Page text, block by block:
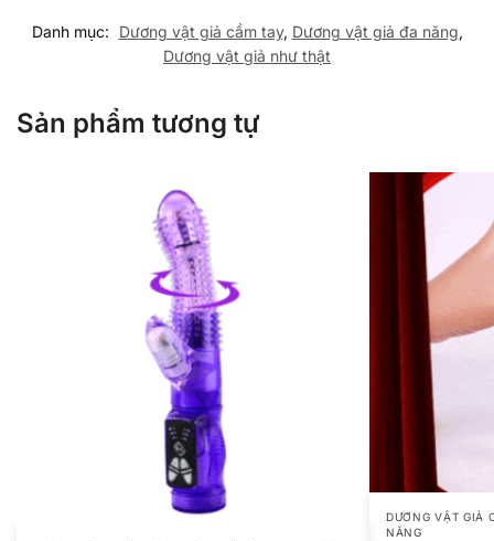
Danh mục: Dương vật giả cầm tay, Dương vật giả đa năng,
Dương vật giả như thật
Sản phẩm tương tự
DƯƠNG VẬT GIẢ
NĂNG